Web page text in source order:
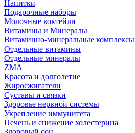
Напитки
Подарочные наборы
Молочные коктейли
Витамины и Минералы
Витаминно-минеральные комплексы
Отдельные витамины
Отдельные минералы
ZMA
Красота и долголетие
Жиросжигатели
Суставы и связки
Здоровье нервной системы
Укрепление иммунитета
Печень и снижение холестерина